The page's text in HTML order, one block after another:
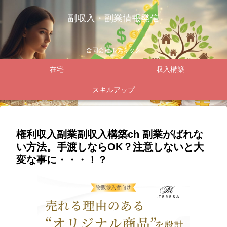
副収入・副業情報発信
合同会社ルテミック
在宅 収入構築
スキルアップ
権利収入副業副収入構築ch 副業がばれな
い方法。手渡しならOK？注意しないと大
変な事に・・・！？